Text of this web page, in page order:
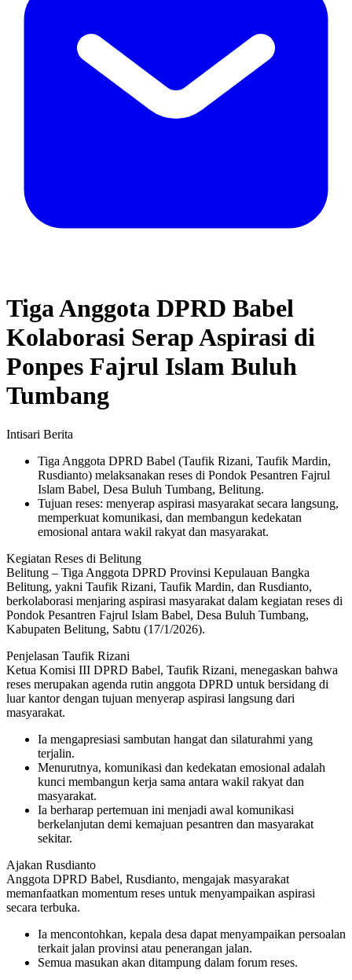
Tiga Anggota DPRD Babel
Kolaborasi Serap Aspirasi di
Ponpes Fajrul Islam Buluh
Tumbang
Intisari Berita
Tiga Anggota DPRD Babel (Taufik Rizani, Taufik Mardin,
Rusdianto) melaksanakan reses di Pondok Pesantren Fajrul
Islam Babel, Desa Buluh Tumbang, Belitung.
Tujuan reses: menyerap aspirasi masyarakat secara langsung,
memperkuat komunikasi, dan membangun kedekatan
emosional antara wakil rakyat dan masyarakat.
Kegiatan Reses di Belitung
Belitung – Tiga Anggota DPRD Provinsi Kepulauan Bangka
Belitung, yakni Taufik Rizani, Taufik Mardin, dan Rusdianto,
berkolaborasi menjaring aspirasi masyarakat dalam kegiatan reses di
Pondok Pesantren Fajrul Islam Babel, Desa Buluh Tumbang,
Kabupaten Belitung, Sabtu (17/1/2026).
Penjelasan Taufik Rizani
Ketua Komisi III DPRD Babel, Taufik Rizani, menegaskan bahwa
reses merupakan agenda rutin anggota DPRD untuk bersidang di
luar kantor dengan tujuan menyerap aspirasi langsung dari
masyarakat.
Ia mengapresiasi sambutan hangat dan silaturahmi yang
terjalin.
Menurutnya, komunikasi dan kedekatan emosional adalah
kunci membangun kerja sama antara wakil rakyat dan
masyarakat.
Ia berharap pertemuan ini menjadi awal komunikasi
berkelanjutan demi kemajuan pesantren dan masyarakat
sekitar.
Ajakan Rusdianto
Anggota DPRD Babel, Rusdianto, mengajak masyarakat
memanfaatkan momentum reses untuk menyampaikan aspirasi
secara terbuka.
Ia mencontohkan, kepala desa dapat menyampaikan persoalan
terkait jalan provinsi atau penerangan jalan.
Semua masukan akan ditampung dalam forum reses.